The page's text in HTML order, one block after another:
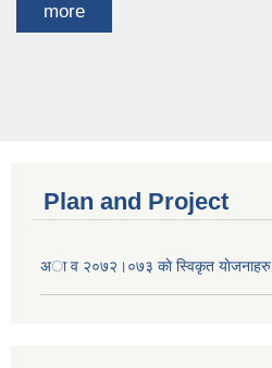
more
Plan and Project
अा व २०७२।०७३ काे स्विकृत याेजनाहरु